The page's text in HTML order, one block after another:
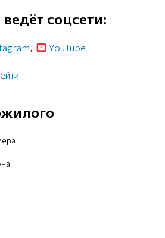
соцсети:
, YouTube